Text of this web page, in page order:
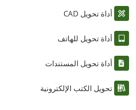
أداة تحويل CAD
أداة تحويل للهاتف
أداة تحويل المستندات
تحويل الكتب الإلكترونية